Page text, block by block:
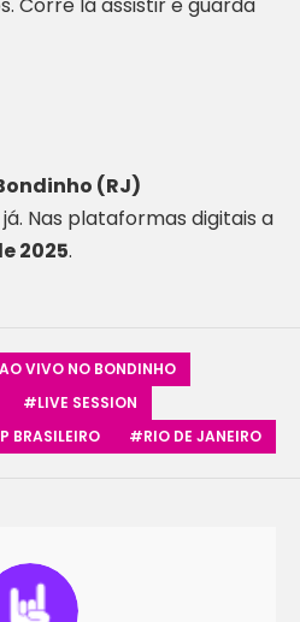
(RJ)
Nas plataformas digitais a
2025.
VIVO NO BONDINHO
#LIVE SESSION
BRASILEIRO #RIO DE JANEIRO